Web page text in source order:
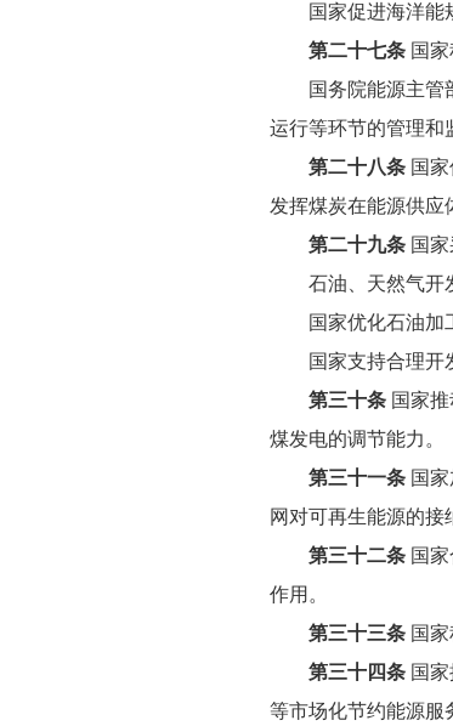
国家促进海洋能规
第二十七条 国
国务院能源主管部
运行等环节的管理和
第二十八条 国
发挥煤炭在能源供应
第二十九条 国
石油、天然气开发
国家优化石油加工
国家支持合理开发
第三十条 国家
煤发电的调节能力。
第三十一条 国
网对可再生能源的接
第三十二条 国
作用。
第三十三条 国
第三十四条 国
等市场化节约能源服